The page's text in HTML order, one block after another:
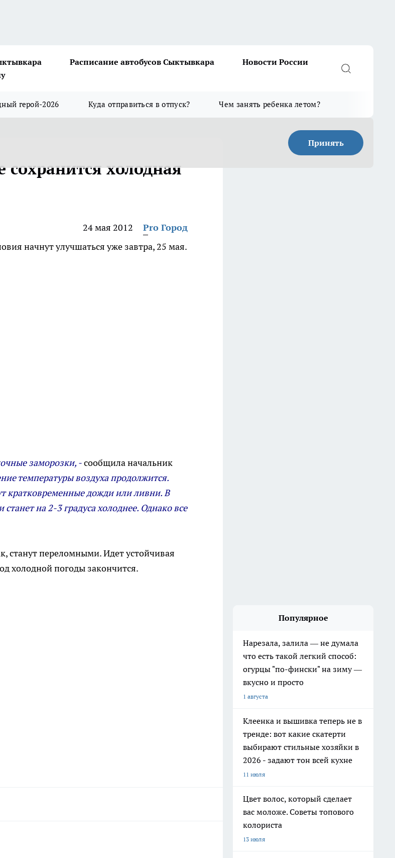
Расписание автобусов Сыктывкара
Новости России
герой-2026 Куда отправиться в отпуск? Чем занять ребенка летом?
Принять
холодная
24 мая 2012
Pro Город
начнут улучшаться уже завтра, 25 мая.
заморозки, -сообщила начальник
температуры воздуха продолжится.
кратковременные дожди или ливни. В
на 2-3 градуса холоднее. Однако все
станут переломными. Идет устойчивая
холодной погоды закончится.
Популярное
Нарезала, залила — не думала
что есть такой легкий способ:
огурцы "по-фински" на зиму —
вкусно и просто
1 августа
Клеенка и вышивка теперь не в
тренде: вот какие скатерти
выбирают стильные хозяйки в
2026 - задают тон всей кухне
11 июля
Цвет волос, который сделает
вас моложе. Советы топового
колориста
13 июля